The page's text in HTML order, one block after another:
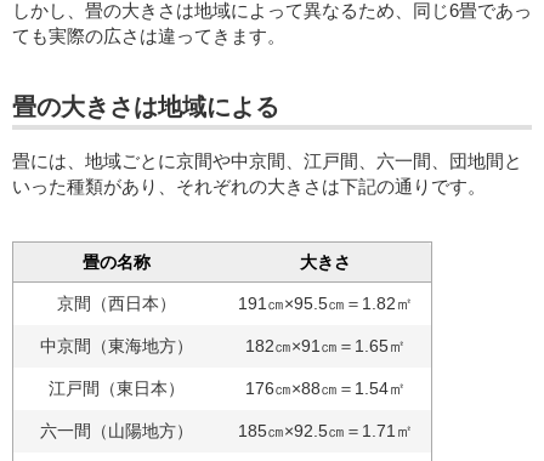
しかし、畳の大きさは地域によって異なるため、同じ6畳であっ
ても実際の広さは違ってきます。
畳の大きさは地域による
畳には、地域ごとに京間や中京間、江戸間、六一間、団地間と
いった種類があり、それぞれの大きさは下記の通りです。
畳の名称 大きさ
京間（西日本） 191㎝×95.5㎝＝1.82㎡
中京間（東海地方） 182㎝×91㎝＝1.65㎡
江戸間（東日本） 176㎝×88㎝＝1.54㎡
六一間（山陽地方） 185㎝×92.5㎝＝1.71㎡